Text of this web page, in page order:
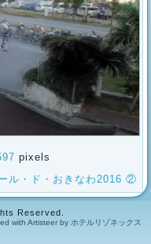
pixels
ル・ド・おきなわ2016 ②
Reserved.
with Artisteer by ホテルリゾネックス